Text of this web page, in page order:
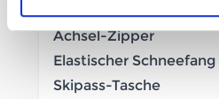
Zugkordel-System
Achsel-Zipper
Elastischer Schneefang
Skipass-Tasche